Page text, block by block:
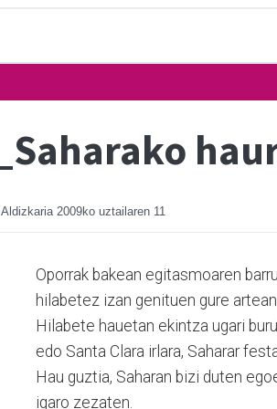
2009ko uztailaren 11
Oporrak bakean egitasmoaren
hilabetez izan genituen gure artean.
Hilabete hauetan ekintza ugari
edo Santa Clara irlara, Saharar
Hau guztia, Saharan bizi duten
igaro zezaten.